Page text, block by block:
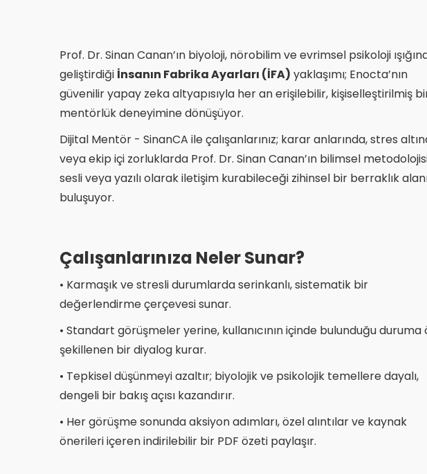
Prof. Dr. Sinan Canan’ın biyoloji, nörobilim ve evrimsel psikoloji
geliştirdiği İnsanın Fabrika Ayarları (İFA) yaklaşımı; Enocta’nın
güvenilir yapay zeka altyapısıyla her an erişilebilir, kişiselleştirilmiş
mentörlük deneyimine dönüşüyor. ​
Dijital Mentör - SinanCA ile çalışanlarınız; karar anlarında, stres
veya ekip içi zorluklarda Prof. Dr. Sinan Canan’ın bilimsel
sesli veya yazılı olarak iletişim kurabileceği zihinsel bir berraklık
buluşuyor.​
Çalışanlarınıza Neler Sunar?
• Karmaşık ve stresli durumlarda serinkanlı, sistematik bir
değerlendirme çerçevesi sunar.​
• Standart görüşmeler yerine, kullanıcının içinde bulunduğu duruma
şekillenen bir diyalog kurar.​
• Tepkisel düşünmeyi azaltır; biyolojik ve psikolojik temellere dayalı,
dengeli bir bakış açısı kazandırır.​
• Her görüşme sonunda aksiyon adımları, özel alıntılar ve kaynak
önerileri içeren indirilebilir bir PDF özeti paylaşır.​